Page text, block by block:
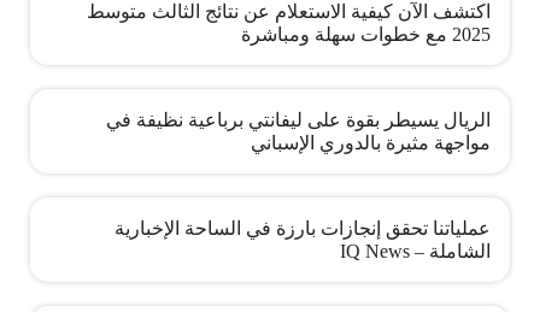
اكتشف الآن كيفية الاستعلام عن نتائج الثالث متوسط
2025 مع خطوات سهلة ومباشرة
الريال يسيطر بقوة على ليفانتي برباعية نظيفة في
مواجهة مثيرة بالدوري الإسباني
عملياتنا تحقق إنجازات بارزة في الساحة الإخبارية
الشاملة – IQ News